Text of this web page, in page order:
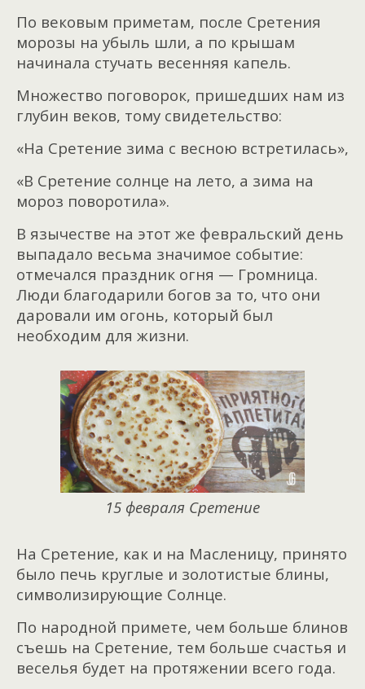
По вековым приметам, после Сретения
морозы на убыль шли, а по крышам
начинала стучать весенняя капель.
Множество поговорок, пришедших нам из
глубин веков, тому свидетельство:
«На Сретение зима с весною встретилась»,
«В Сретение солнце на лето, а зима на
мороз поворотила».
В язычестве на этот же февральский день
выпадало весьма значимое событие:
отмечался праздник огня — Громница.
Люди благодарили богов за то, что они
даровали им огонь, который был
необходим для жизни.
15 февраля Сретение
На Сретение, как и на Масленицу, принято
было печь круглые и золотистые блины,
символизирующие Солнце.
По народной примете, чем больше блинов
съешь на Сретение, тем больше счастья и
веселья будет на протяжении всего года.